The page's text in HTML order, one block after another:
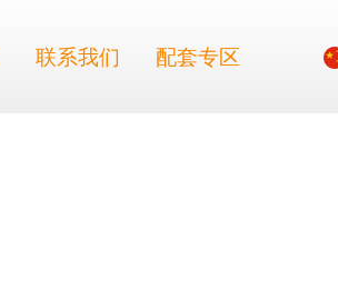
联系我们 配套专区